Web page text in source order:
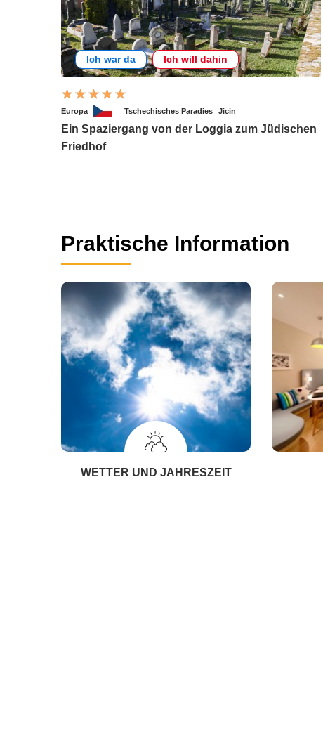
Ich war da Ich will dahin
Europa Tschechisches Paradies Jicin
Ein Spaziergang von der Loggia zum Jüdischen
Friedhof
Praktische Information
WETTER UND JAHRESZEIT